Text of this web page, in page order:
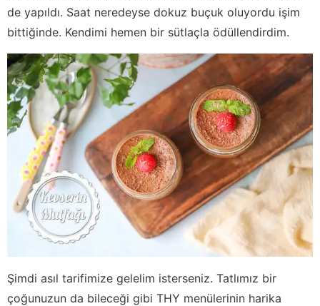
de yapıldı. Saat neredeyse dokuz buçuk oluyordu işim
bittiğinde. Kendimi hemen bir sütlaçla ödüllendirdim.
Şimdi asıl tarifimize gelelim isterseniz. Tatlımız bir
çoğunuzun da bileceği gibi THY menülerinin harika